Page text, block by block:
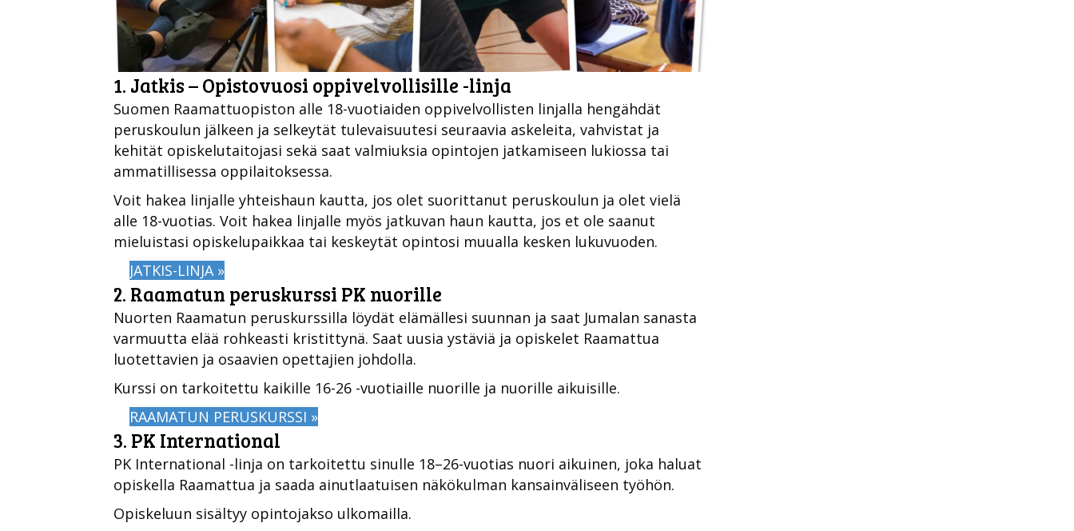
1. Jatkis – Opistovuosi oppivelvollisille -linja
Suomen Raamattuopiston alle 18-vuotiaiden oppivelvollisten linjalla hengähdät
peruskoulun jälkeen ja selkeytät tulevaisuutesi seuraavia askeleita, vahvistat ja
kehität opiskelutaitojasi sekä saat valmiuksia opintojen jatkamiseen lukiossa tai
ammatillisessa oppilaitoksessa.
Voit hakea linjalle yhteishaun kautta, jos olet suorittanut peruskoulun ja olet vielä
alle 18-vuotias. Voit hakea linjalle myös jatkuvan haun kautta, jos et ole saanut
mieluistasi opiskelupaikkaa tai keskeytät opintosi muualla kesken lukuvuoden.
JATKIS-LINJA »
2. Raamatun peruskurssi PK nuorille
Nuorten Raamatun peruskurssilla löydät elämällesi suunnan ja saat Jumalan sanasta
varmuutta elää rohkeasti kristittynä. Saat uusia ystäviä ja opiskelet Raamattua
luotettavien ja osaavien opettajien johdolla.
Kurssi on tarkoitettu kaikille 16-26 -vuotiaille nuorille ja nuorille aikuisille.
RAAMATUN PERUSKURSSI »
3. PK International
PK International -linja on tarkoitettu sinulle 18–26-vuotias nuori aikuinen, joka haluat
opiskella Raamattua ja saada ainutlaatuisen näkökulman kansainväliseen työhön.
Opiskeluun sisältyy opintojakso ulkomailla.